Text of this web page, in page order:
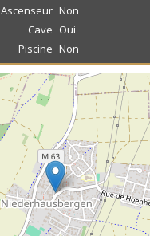
Ascenseur Non
Cave Oui
Piscine Non